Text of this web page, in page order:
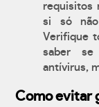
requisitos
si só
Verifique
saber
antívirus,
Como evitar